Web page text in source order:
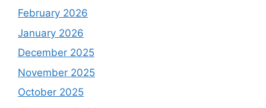
February 2026
January 2026
December 2025
November 2025
October 2025